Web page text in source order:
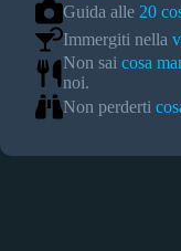
Guida alle 20
Immergiti nella
Non sai cosa
noi.
Non perderti